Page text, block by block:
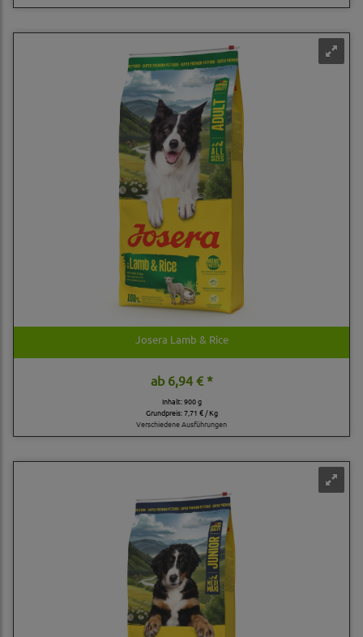
Josera Lamb & Rice
ab6,94 € *
Inhalt: 900 g
Grundpreis:7,71 € / Kg
Verschiedene Ausführungen